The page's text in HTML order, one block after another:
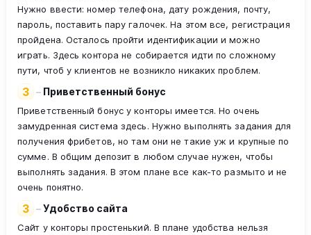
Нужно ввести: номер телефона, дату рождения, почту,
пароль, поставить пару галочек. На этом все, регистрация
пройдена. Осталось пройти идентификации и можно
играть. Здесь контора не собирается идти по сложному
пути, чтоб у клиентов не возникло никаких проблем.
3 – Приветственный бонус
Приветственный бонус у конторы имеется. Но очень
замудренная система здесь. Нужно выполнять задания для
получения фрибетов, но там они не такие уж и крупные по
сумме. В общим депозит в любом случае нужен, чтобы
выполнять задания. В этом плане все как-то размыто и не
очень понятно.
3 –Удобство сайта
Сайт у конторы простенький. В плане удобства нельзя